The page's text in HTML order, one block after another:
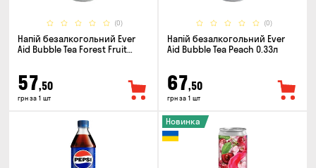
(0)
Напій безалкогольний Ever
Aid Bubble Tea Forest Fruit
57,50
грн за 1 шт
(0)
Напій безалкогольний Ever
Aid Bubble Tea Peach 0.33л
67,50
грн за 1 шт
Новинка